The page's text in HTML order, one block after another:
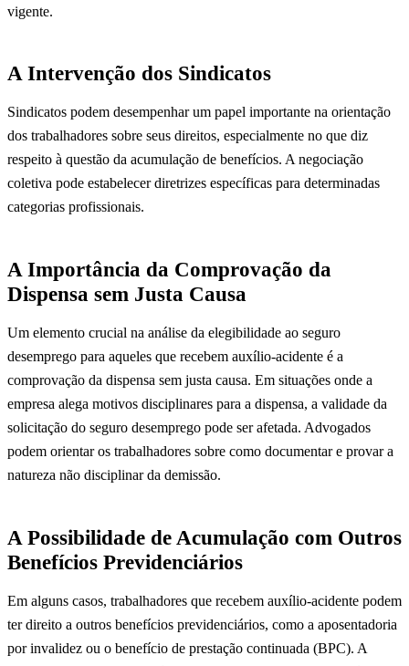
vigente.
A Intervenção dos Sindicatos
Sindicatos podem desempenhar um papel importante na orientação
dos trabalhadores sobre seus direitos, especialmente no que diz
respeito à questão da acumulação de benefícios. A negociação
coletiva pode estabelecer diretrizes específicas para determinadas
categorias profissionais.
A Importância da Comprovação da
Dispensa sem Justa Causa
Um elemento crucial na análise da elegibilidade ao seguro
desemprego para aqueles que recebem auxílio-acidente é a
comprovação da dispensa sem justa causa. Em situações onde a
empresa alega motivos disciplinares para a dispensa, a validade da
solicitação do seguro desemprego pode ser afetada. Advogados
podem orientar os trabalhadores sobre como documentar e provar a
natureza não disciplinar da demissão.
A Possibilidade de Acumulação com Outros
Benefícios Previdenciários
Em alguns casos, trabalhadores que recebem auxílio-acidente podem
ter direito a outros benefícios previdenciários, como a aposentadoria
por invalidez ou o benefício de prestação continuada (BPC). A